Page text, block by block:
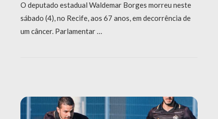
O deputado estadual Waldemar Borges morreu neste
sábado (4), no Recife, aos 67 anos, em decorrência de
um câncer. Parlamentar …